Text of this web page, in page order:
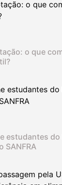
o que
estudantes
SANFRA